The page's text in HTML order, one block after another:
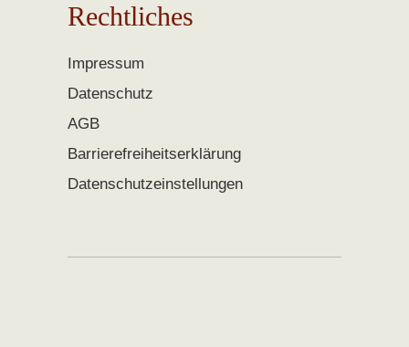
Rechtliches
Impressum
Datenschutz
AGB
Barrierefreiheitserklärung
Datenschutzeinstellungen